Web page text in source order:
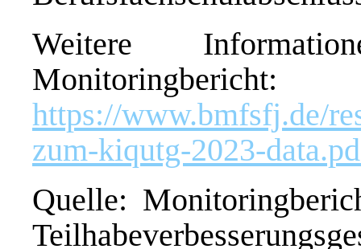
Weitere
Monitoringbericht:
https://www.bmfsfj.de/
zum-kiqutg-2023-
Quelle: